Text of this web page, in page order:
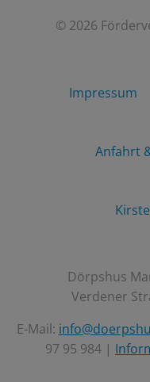
© 2026
Impressum
Anfahrt
Dörpshus
Verdener
E-Mail:
97 95 984 |